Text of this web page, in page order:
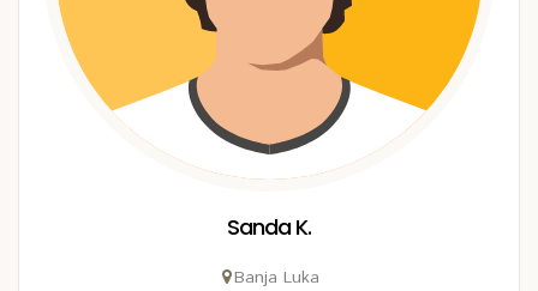
Sanda K.
Banja Luka